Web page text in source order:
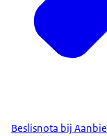
Beslisnota bij